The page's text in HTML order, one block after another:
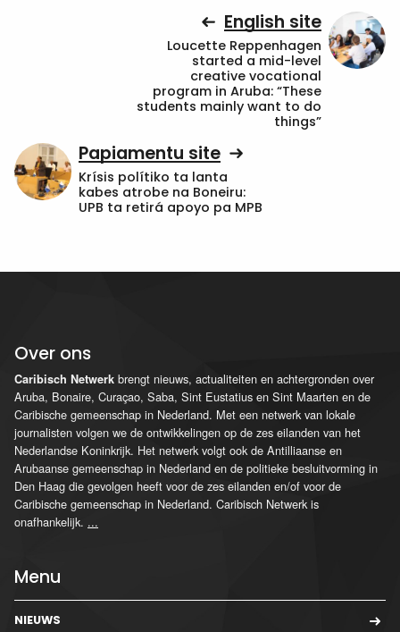
English site
Loucette Reppenhagen
started a mid-level
creative vocational
program in Aruba: “These
students mainly want to do
things”
Papiamentu site
Krísis polítiko ta lanta
kabes atrobe na Boneiru:
UPB ta retirá apoyo pa MPB
Over ons
Caribisch Netwerk brengt nieuws, actualiteiten en achtergronden over
Aruba, Bonaire, Curaçao, Saba, Sint Eustatius en Sint Maarten en de
Caribische gemeenschap in Nederland. Met een netwerk van lokale
journalisten volgen we de ontwikkelingen op de zes eilanden van het
Nederlandse Koninkrijk. Het netwerk volgt ook de Antilliaanse en
Arubaanse gemeenschap in Nederland en de politieke besluitvorming in
Den Haag die gevolgen heeft voor de zes eilanden en/of voor de
Caribische gemeenschap in Nederland. Caribisch Netwerk is
onafhankelijk. ...
Menu
NIEUWS